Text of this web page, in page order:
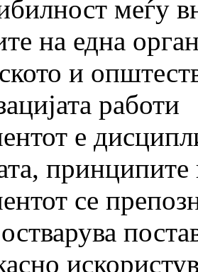
меѓу
на една
и
работи
е
се